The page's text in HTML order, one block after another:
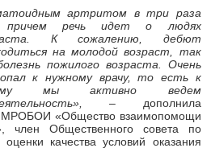
артритом в три раза
речь идет о людях
К сожалению, дебют
на молодой возраст, так
пожилого возраста. Очень
к нужному врачу, то есть к
мы активно ведем
– дополнила
МРОБОИ «Общество взаимопомощи
член Общественного совета по
качества условий оказания